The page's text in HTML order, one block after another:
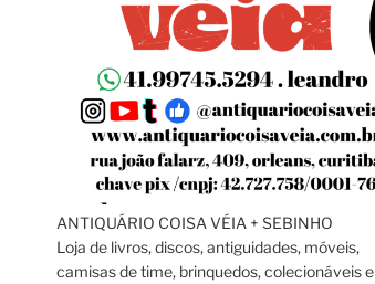
ANTIQUÁRIO COISA VÉIA + SEBINHO
Loja de livros, discos, antiguidades, móveis,
camisas de time, brinquedos, colecionáveis e